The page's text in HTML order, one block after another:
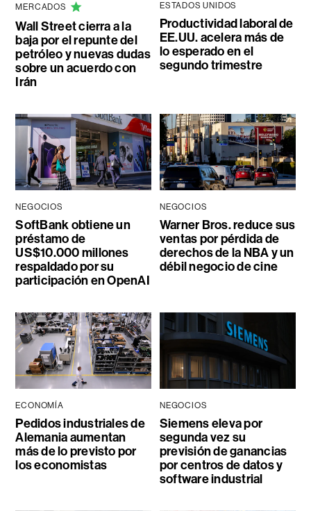
MERCADOS
Wall Street cierra a la
baja por el repunte del
petróleo y nuevas dudas
sobre un acuerdo con
Irán
ESTADOS UNIDOS
Productividad laboral de
EE.UU. acelera más de
lo esperado en el
segundo trimestre
NEGOCIOS
SoftBank obtiene un
préstamo de
US$10.000 millones
respaldado por su
participación en OpenAI
NEGOCIOS
Warner Bros. reduce sus
ventas por pérdida de
derechos de la NBA y un
débil negocio de cine
ECONOMÍA
Pedidos industriales de
Alemania aumentan
más de lo previsto por
los economistas
NEGOCIOS
Siemens eleva por
segunda vez su
previsión de ganancias
por centros de datos y
software industrial